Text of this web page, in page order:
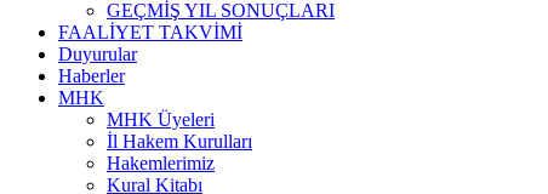
GEÇMİŞ YIL SONUÇLARI
FAALİYET TAKVİMİ
Duyurular
Haberler
MHK
MHK Üyeleri
İl Hakem Kurulları
Hakemlerimiz
Kural Kitabı